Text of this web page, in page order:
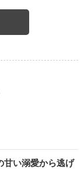
甘い溺愛から逃げ